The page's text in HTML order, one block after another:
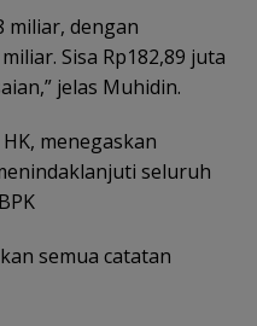
miliar, dengan
Sisa Rp182,89 juta
jelas Muhidin.
menegaskan
seluruh
semua catatan